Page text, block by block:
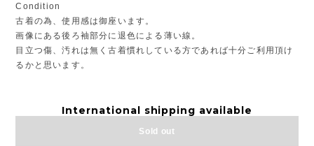
Condition
古着の為、使用感は御座います。
画像にある後ろ袖部分に退色による薄い線。
目立つ傷、汚れは無く古着慣れしている方であれば十分ご利用頂け
るかと思います。
International shipping available
Sold out